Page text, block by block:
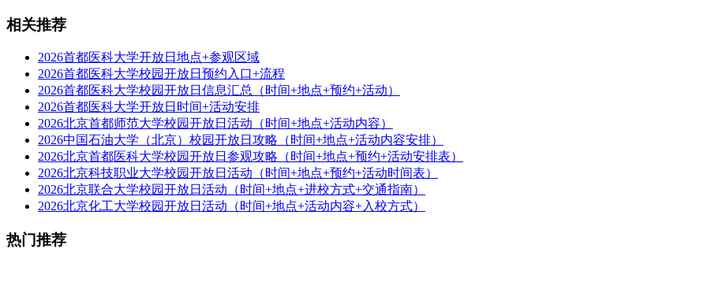
相关推荐
2026首都医科大学开放日地点+参观区域
2026首都医科大学校园开放日预约入口+流程
2026首都医科大学校园开放日信息汇总（时间+地点+预约+活动）
2026首都医科大学开放日时间+活动安排
2026北京首都师范大学校园开放日活动（时间+地点+活动内容）
2026中国石油大学（北京）校园开放日攻略（时间+地点+活动内容安排）
2026北京首都医科大学校园开放日参观攻略（时间+地点+预约+活动安排表）
2026北京科技职业大学校园开放日活动（时间+地点+预约+活动时间表）
2026北京联合大学校园开放日活动（时间+地点+进校方式+交通指南）
2026北京化工大学校园开放日活动（时间+地点+活动内容+入校方式）
热门推荐